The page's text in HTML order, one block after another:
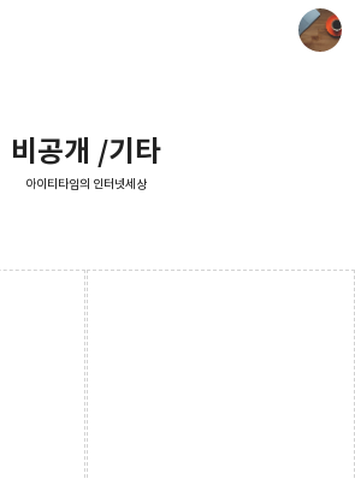
비공개 /기타
아이티타임의 인터넷세상
아이티타임의 인터넷세상